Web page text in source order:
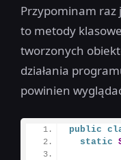
Przypominam raz
to metody
tworzonych
działania
powinien
public
static